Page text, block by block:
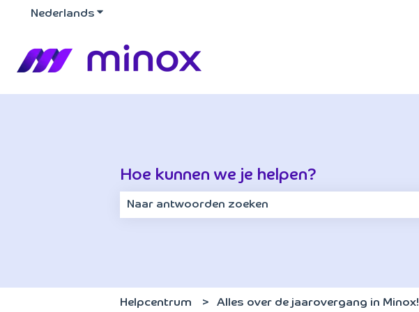
Nederlands Submenu tonen voor vertalingen
Hoe kunnen we je helpen?
Helpcentrum Alles over de jaarovergang in Minox!